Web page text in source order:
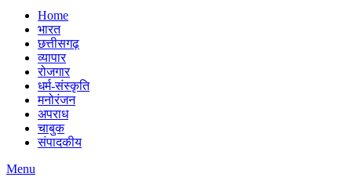
Home
भारत
छत्तीसगढ़
व्यापार
रोजगार
धर्म-संस्कृति
मनोरंजन
अपराध
चाबुक
संपादकीय
Menu